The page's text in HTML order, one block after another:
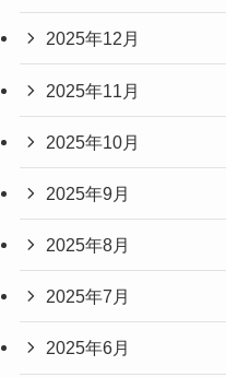
2025年12月
2025年11月
2025年10月
2025年9月
2025年8月
2025年7月
2025年6月